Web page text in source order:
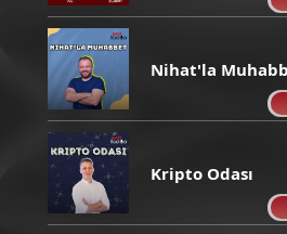
Nihat'la
Kripto Odası